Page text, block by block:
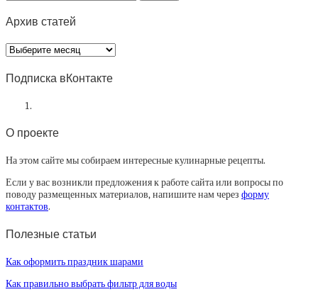
Архив статей
Архив
статей
Подписка вКонтакте
О проекте
На этом сайте мы собираем интересные кулинарные рецепты.
Если у вас возникли предложения к работе сайта или вопросы по
поводу размещенных материалов, напишите нам через форму
контактов.
Полезные статьи
Как оформить праздник шарами
Как правильно выбрать фильтр для воды